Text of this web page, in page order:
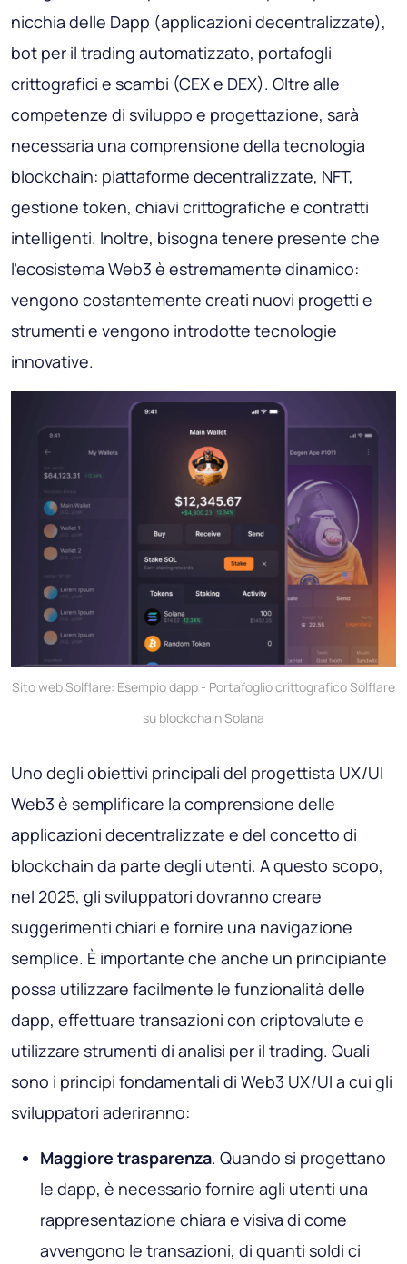
nicchia delle Dapp (applicazioni decentralizzate),
bot per il trading automatizzato, portafogli
crittografici e scambi (CEX e DEX). Oltre alle
competenze di sviluppo e progettazione, sarà
necessaria una comprensione della tecnologia
blockchain: piattaforme decentralizzate, NFT,
gestione token, chiavi crittografiche e contratti
intelligenti. Inoltre, bisogna tenere presente che
l'ecosistema Web3 è estremamente dinamico:
vengono costantemente creati nuovi progetti e
strumenti e vengono introdotte tecnologie
innovative.
Sito web Solflare: Esempio dapp - Portafoglio crittografico Solflare
su blockchain Solana
Uno degli obiettivi principali del progettista UX/UI
Web3 è semplificare la comprensione delle
applicazioni decentralizzate e del concetto di
blockchain da parte degli utenti. A questo scopo,
nel 2025, gli sviluppatori dovranno creare
suggerimenti chiari e fornire una navigazione
semplice. È importante che anche un principiante
possa utilizzare facilmente le funzionalità delle
dapp, effettuare transazioni con criptovalute e
utilizzare strumenti di analisi per il trading. Quali
sono i principi fondamentali di Web3 UX/UI a cui gli
sviluppatori aderiranno:
Maggiore trasparenza. Quando si progettano
le dapp, è necessario fornire agli utenti una
rappresentazione chiara e visiva di come
avvengono le transazioni, di quanti soldi ci